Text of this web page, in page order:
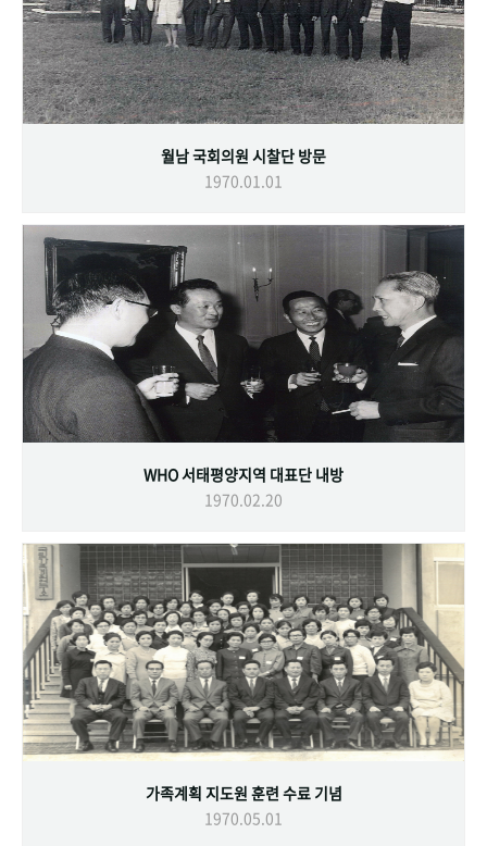
월남 국회의원 시찰단 방문
1970.01.01
WHO 서태평양지역 대표단 내방
1970.02.20
가족계획 지도원 훈련 수료 기념
1970.05.01